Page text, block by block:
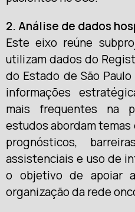
2. Análise de dados
Este eixo reúne
utilizam dados do
do Estado de São
informações
mais frequentes na
estudos abordam
prognósticos,
assistenciais e uso de
o objetivo de apoiar
organização da rede